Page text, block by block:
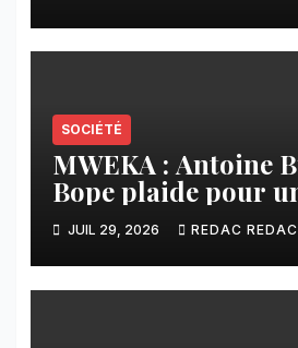
SOCIÉTÉ
MWEKA : Antoine
Bope plaide pour
meilleure prise en
communautés
réforme sur le
JUIL 29, 2026 REDAC REDAC